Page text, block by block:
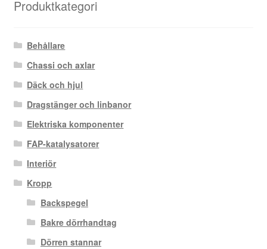
Produktkategori
Behållare
Chassi och axlar
Däck och hjul
Dragstänger och linbanor
Elektriska komponenter
FAP-katalysatorer
Interiör
Kropp
Backspegel
Bakre dörrhandtag
Dörren stannar